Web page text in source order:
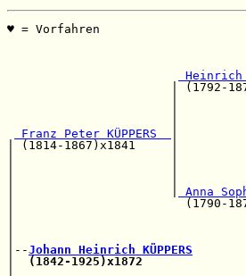
♥ =
|
Franz Peter KÜPPERS
| (1814-
|                      |
Anna
|
|
|--Johann Heinrich KÜPPERS
(1842-1925)x1872